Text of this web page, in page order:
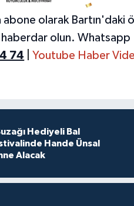
abone olarak Bartın'daki
olun. Whatsapp
74 Youtube Haber
Hediyeli Bal
Hande Ünsal
Alacak